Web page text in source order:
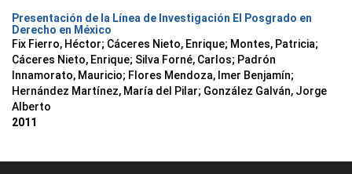
Presentación de la Línea de Investigación El Posgrado en
Derecho en México
Fix Fierro, Héctor; Cáceres Nieto, Enrique; Montes, Patricia;
Cáceres Nieto, Enrique; Silva Forné, Carlos; Padrón
Innamorato, Mauricio; Flores Mendoza, Imer Benjamín;
Hernández Martínez, María del Pilar; González Galván, Jorge
Alberto
2011